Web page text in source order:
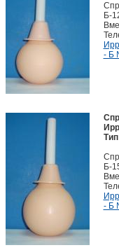
Б-
- Б
Б-
- Б